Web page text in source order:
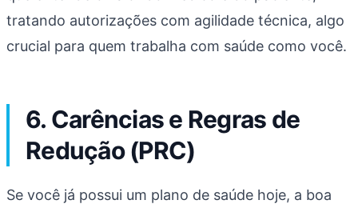
tratando autorizações com agilidade técnica, algo
crucial para quem trabalha com saúde como você.
6. Carências e Regras de
Redução (PRC)
Se você já possui um plano de saúde hoje, a boa